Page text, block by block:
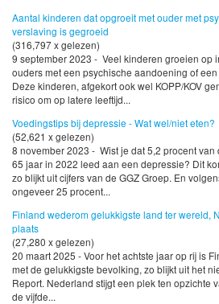
Aantal kinderen dat opgroeit met ouder met
verslaving is gegroeid
(316,797 x gelezen)
9 september 2023 - Veel kinderen groeien op
ouders met een psychische aandoening of
Deze kinderen, afgekort ook wel KOPP/KOV
risico om op latere leeftijd...
Voedingstips bij depressie - Wat wel/niet eten?
(52,621 x gelezen)
8 november 2023 - Wist je dat 5,2 procent
65 jaar in 2022 leed aan een depressie? Dit
zo blijkt uit cijfers van de GGZ Groep. En
ongeveer 25 procent...
Finland wederom gelukkigste land ter wereld,
plaats
(27,280 x gelezen)
20 maart 2025 - Voor het achtste jaar op rij is
met de gelukkigste bevolking, zo blijkt uit het
Report. Nederland stijgt een plek ten opzichte
de vijfde...